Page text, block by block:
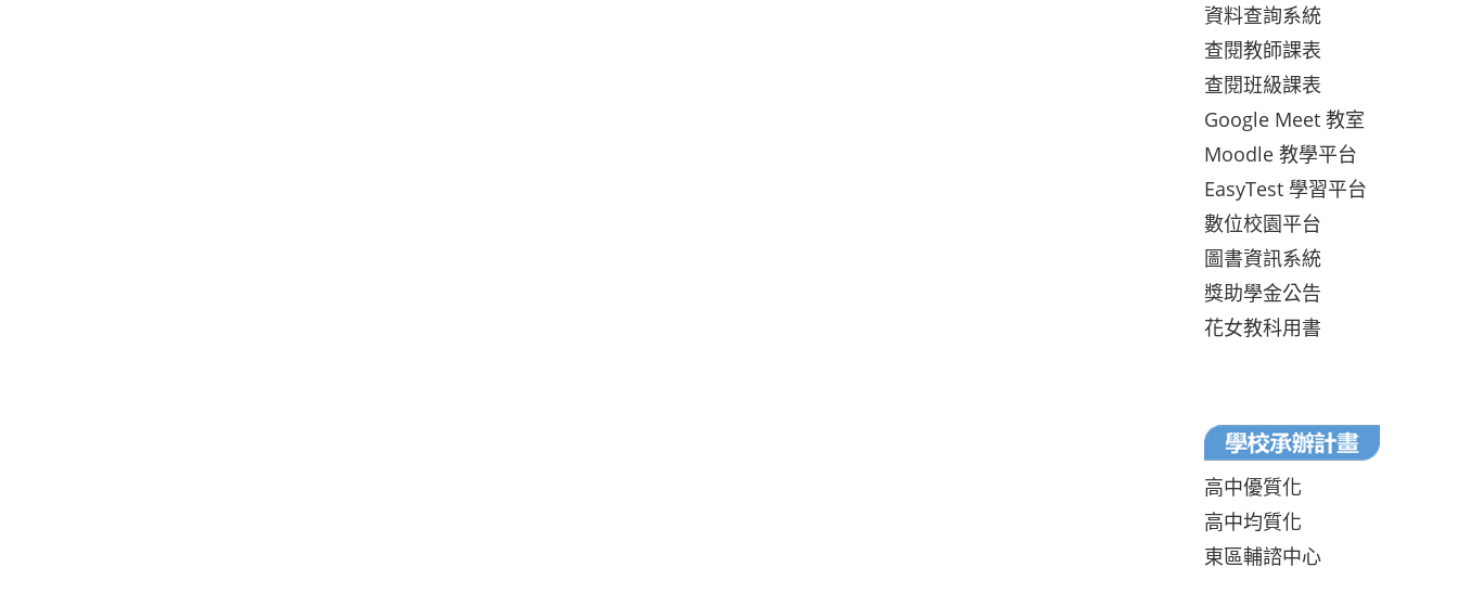
資料查詢系統
查閱教師課表
查閱班級課表
Google Meet 教室
Moodle 教學平台
EasyTest 學習平台
數位校園平台
圖書資訊系統
獎助學金公告
花女教科用書
高中優質化
高中均質化
東區輔諮中心